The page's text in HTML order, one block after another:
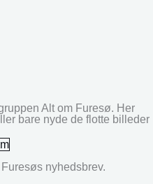
Alt om Furesø. Her
bare nyde de flotte billeder
nyhedsbrev.